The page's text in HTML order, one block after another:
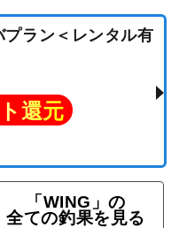
プラン＜レンタル有
還元
「WING」の
全ての釣果を見る